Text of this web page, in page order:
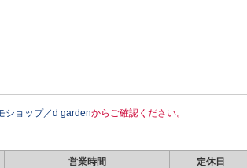
ショップ／d gardenからご確認ください。
営業時間 定休日